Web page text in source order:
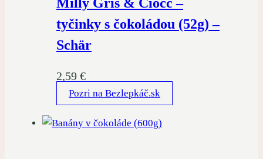
tyčinky s čokoládou (52g) –
Schär
2,59 €
Pozri na Bezlepkáč.sk